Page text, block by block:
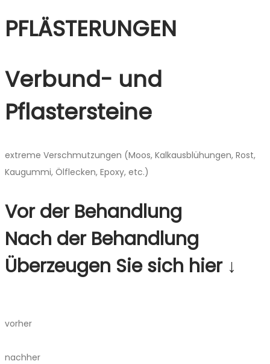
PFLÄSTERUNGEN
Verbund- und
Pflastersteine
extreme Verschmutzungen (Moos, Kalkausblühungen, Rost,
Kaugummi, Ölflecken, Epoxy, etc.)
Vor der Behandlung
Nach der Behandlung
Überzeugen Sie sich hier ↓
vorher
nachher